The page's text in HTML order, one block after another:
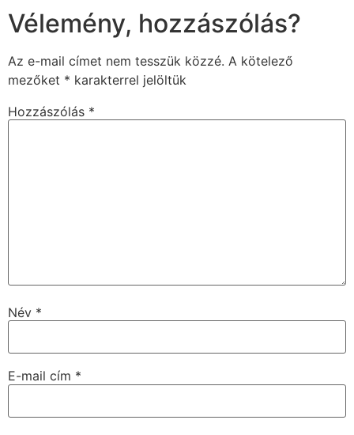
Vélemény, hozzászólás?
Az e-mail címet nem tesszük közzé. A kötelező
mezőket * karakterrel jelöltük
Hozzászólás *
Név *
E-mail cím *